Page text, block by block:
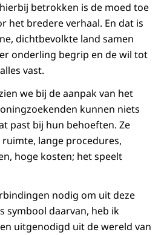
betrokken is de moed toe
het bredere verhaal. En dat is
dichtbevolkte land samen
onderling begrip en de wil tot
vast.
we bij de aanpak van het
kunnen niets
past bij hun behoeften. Ze
lange procedures,
hoge kosten; het speelt
nodig om uit deze
symbool daarvan, heb ik
uitgenodigd uit de wereld van